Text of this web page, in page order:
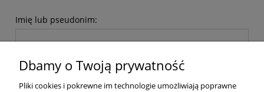
Imię lub pseudonim:
Twoja opinia:
Dbamy o Twoją prywatność
Pliki cookies i pokrewne im technologie umożliwiają poprawne